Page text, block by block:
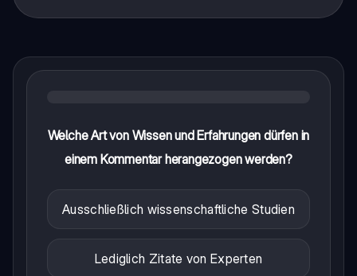
Welche Art von Wissen und Erfahrungen dürfen in
einem Kommentar herangezogen werden?
Ausschließlich wissenschaftliche Studien
Lediglich Zitate von Experten